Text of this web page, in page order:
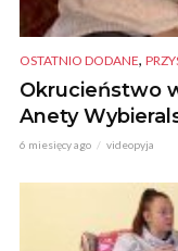
OSTATNIO DODANE,
Okrucieństwo
Anety
6 miesięcy ago videopyja